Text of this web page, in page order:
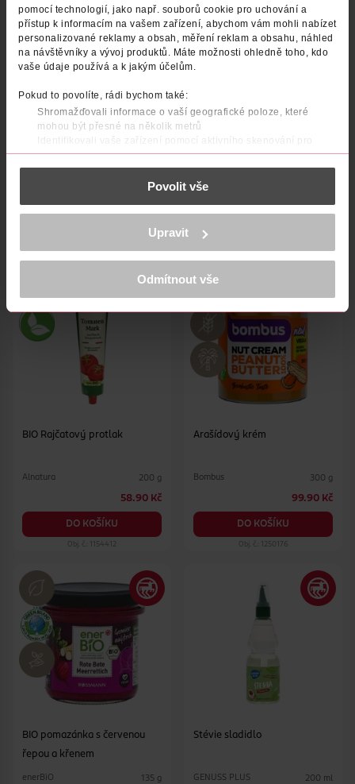
pomocí technologií, jako např. souborů cookie pro uchování a
přístup k informacím na vašem zařízení, abychom vám mohli nabízet
personalizované reklamy a obsah, měření reklam a obsahu, náhled
na návštěvníky a vývoj produktů. Máte možnosti ohledně toho, kdo
vaše údaje používá a k jakým účelům.
Pokud to povolíte, rádi bychom také:
Shromažďovali informace o vaší geografické poloze, které
mohou být přesné na několik metrů
Identifikovali vaše zařízení pomocí aktivního skenování pro
konkrétní charakteristiky (otisk prstu)
Zjistěte více o tom, jak zpracováváme vaše osobní údaje, a nastavte
části s podrobnostmi . Svůj souhlas můžete kdykoliv
K provozu stránek, personalizaci obsahu a reklam, funkcí sociálních
médií, analýze návštěvnosti, které mohou nést osobní údaje.
Více najdete vprohlášení o ochraně osobních údajů.
Děkujeme za pochopení. >více o cookies<
Povolit vše
Upravit
Odmítnout vše
BIO Pomazánka s kari a
mangem
BIO Kypřící prášek
BIO Rajčatový protlak
Alnatura 200 g
58.90 Kč
DO KOŠÍKU
Obj. č.: 1154412
Arašídový krém
Bombus 300 g
99.90 Kč
DO KOŠÍKU
Obj. č.: 1250176
BIO pomazánka s červenou
řepou a křenem
enerBiO 135 g
Stévie sladidlo
GENUSS PLUS 200 ml